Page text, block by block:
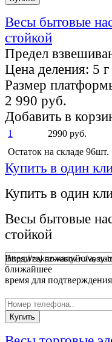
Весы бытовые
стойкой
Предел
Цена деления: 5 г
Размер
2 990 руб.
Добавить в
1
2990 руб.
Остаток на складе 96шт.
Купить в один
Купить в один
Весы бытовые
стойкой
Введите, пожалуйста,
ближайшее
время для подтверждения